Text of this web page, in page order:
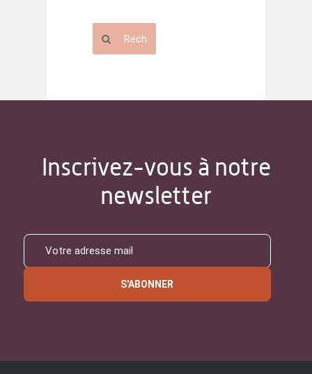
Inscrivez-vous à notre
newsletter
S'ABONNER